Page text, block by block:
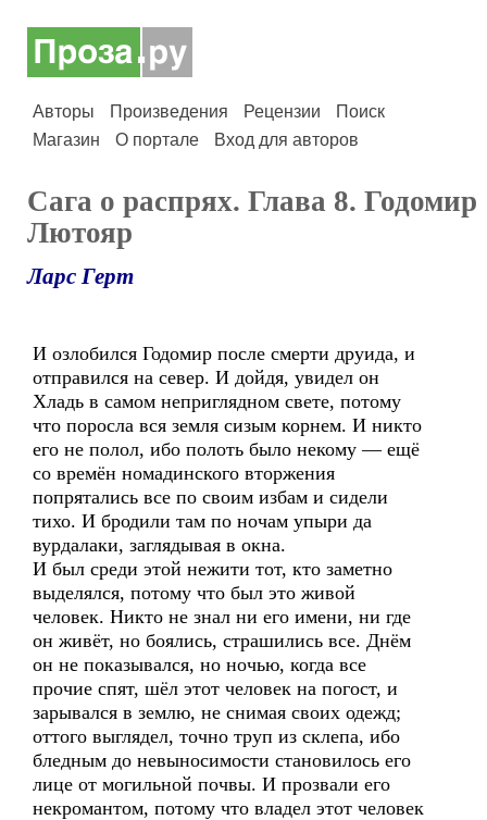
Авторы Произведения Рецензии
Поиск
Магазин
О портале Вход для авторов
Сага о распрях. Глава 8. Годомир
Лютояр
Ларс Герт
И озлобился Годомир после смерти друида, и
отправился на север. И дойдя, увидел он
Хладь в самом неприглядном свете, потому
что поросла вся земля сизым корнем. И никто
его не полол, ибо полоть было некому — ещё
со времён номадинского вторжения
попрятались все по своим избам и сидели
тихо. И бродили там по ночам упыри да
вурдалаки, заглядывая в окна.
И был среди этой нежити тот, кто заметно
выделялся, потому что был это живой
человек. Никто не знал ни его имени, ни где
он живёт, но боялись, страшились все. Днём
он не показывался, но ночью, когда все
прочие спят, шёл этот человек на погост, и
зарывался в землю, не снимая своих одежд;
оттого выглядел, точно труп из склепа, ибо
бледным до невыносимости становилось его
лице от могильной почвы. И прозвали его
некромантом, потому что владел этот человек